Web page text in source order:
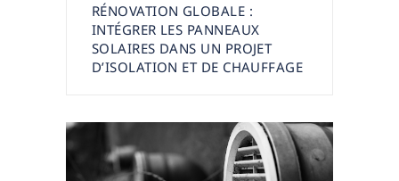
RÉNOVATION GLOBALE :
INTÉGRER LES PANNEAUX
SOLAIRES DANS UN PROJET
D’ISOLATION ET DE CHAUFFAGE